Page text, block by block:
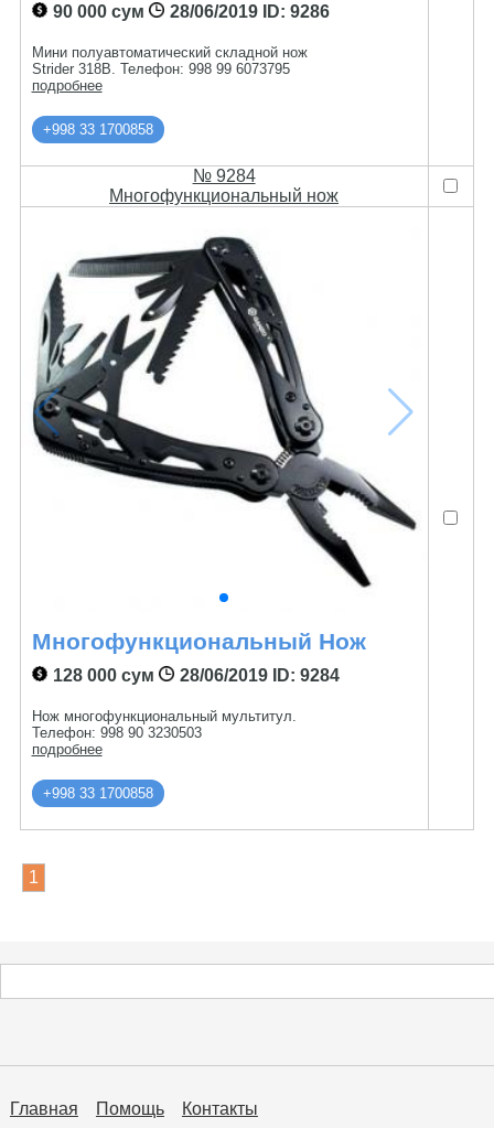
90 000 сум 28/06/2019ID: 9286
Мини полуавтоматический складной нож
Strider 318B. Телефон: 998 99 6073795
подробнее
+998 33 1700858
№ 9284
Многофункциональный нож
Многофункциональный Нож
128 000 сум 28/06/2019ID: 9284
Нож многофункциональный мультитул.
Телефон: 998 90 3230503
подробнее
+998 33 1700858
1
Главная Помощь
Контакты